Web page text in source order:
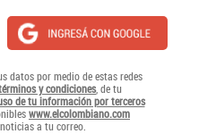
datos por medio de estas redes
y condiciones, de tu
de tu información por terceros
www.elcolombiano.com
a tu correo.